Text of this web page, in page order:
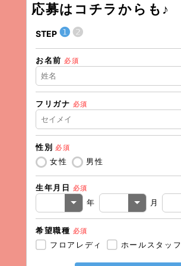
応募はコチラからも♪
STEP ❶❷
お名前 必須
フリガナ 必須
性別 必須
女性 男性
生年月日 必須
年 月
希望職種 必須
フロアレディ ホールスタッフ